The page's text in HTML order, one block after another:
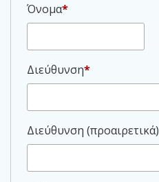
Όνομα*
Διεύθυνση*
Διεύθυνση (προαιρετικά)